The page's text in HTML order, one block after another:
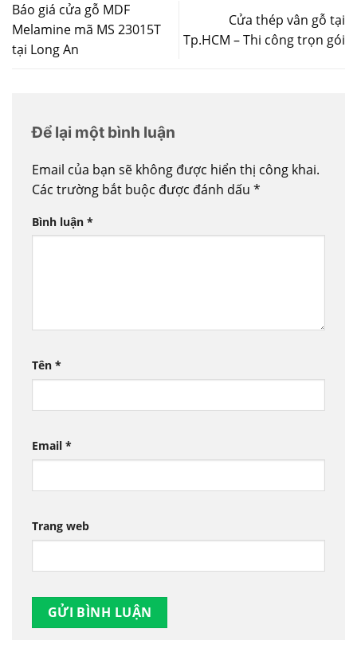
Báo giá cửa gỗ MDF
Melamine mã MS 23015T
tại Long An
Cửa thép vân gỗ tại
Tp.HCM – Thi công trọn gói
Để lại một bình luận
Email của bạn sẽ không được hiển thị công khai.
Các trường bắt buộc được đánh dấu *
Bình luận *
Tên *
Email *
Trang web